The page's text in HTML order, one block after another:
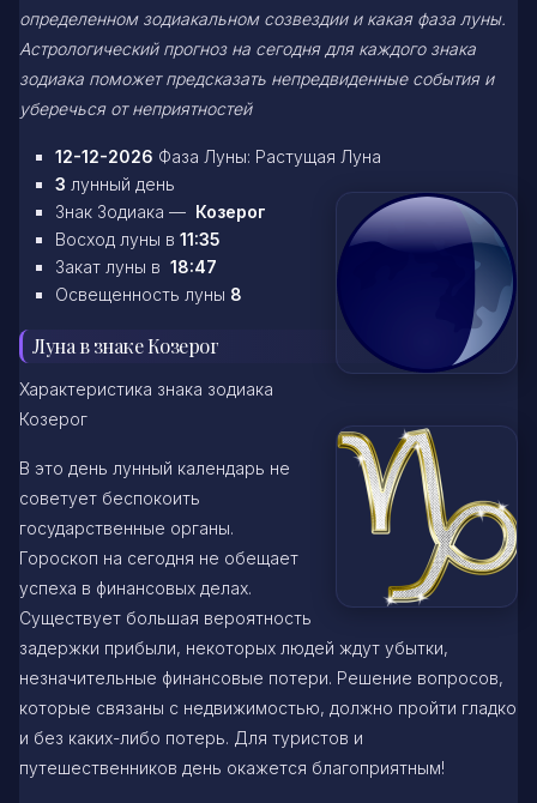
определенном зодиакальном созвездии и какая фаза луны.
Астрологический прогноз на сегодня для каждого знака
зодиака поможет предсказать непредвиденные события и
уберечься от неприятностей
12-12-2026 Фаза Луны: Растущая Луна
3 лунный день
Знак Зодиака — Козерог
Восход луны в 11:35
Закат луны в 18:47
Освещенность луны 8
Луна в знаке Козерог
Характеристика знака зодиака
Козерог
В это день лунный календарь не
советует беспокоить
государственные органы.
Гороскоп на сегодня не обещает
успеха в финансовых делах.
Существует большая вероятность
задержки прибыли, некоторых людей ждут убытки,
незначительные финансовые потери. Решение вопросов,
которые связаны с недвижимостью, должно пройти гладко
и без каких-либо потерь. Для туристов и
путешественников день окажется благоприятным!